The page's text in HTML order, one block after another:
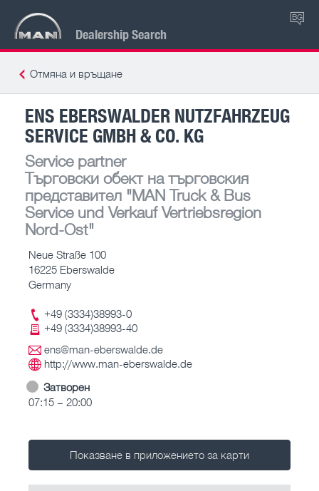
Dealership Search
BG
Отмяна и връщане
ENS EBERSWALDER NUTZFAHRZEUG
SERVICE GMBH & CO. KG
Service partner
Търговски обект на търговския
представител "MAN Truck & Bus
Service und Verkauf Vertriebsregion
Nord-Ost"
Neue Straße 100
16225 Eberswalde
Germany
+49 (3334)38993-0
+49 (3334)38993-40
ens@man-eberswalde.de
http://www.man-eberswalde.de
Затворен
07:15 – 20:00
Показване в приложението за карти